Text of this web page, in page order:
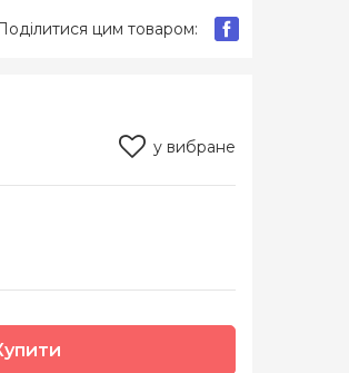
цим товаром:
у вибране